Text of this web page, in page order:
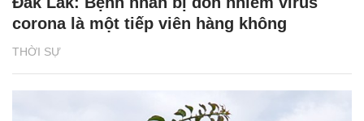
THỜI SỰ
corona là một tiếp viên hàng không